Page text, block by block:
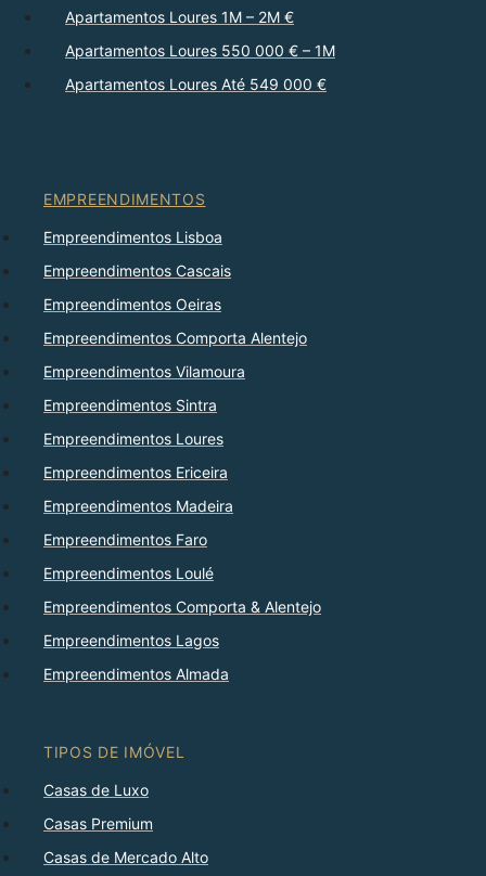
Apartamentos Loures 1M – 2M €
Apartamentos Loures 550 000 € – 1M
Apartamentos Loures Até 549 000 €
EMPREENDIMENTOS
Empreendimentos Lisboa
Empreendimentos Cascais
Empreendimentos Oeiras
Empreendimentos Comporta Alentejo
Empreendimentos Vilamoura
Empreendimentos Sintra
Empreendimentos Loures
Empreendimentos Ericeira
Empreendimentos Madeira
Empreendimentos Faro
Empreendimentos Loulé
Empreendimentos Comporta & Alentejo
Empreendimentos Lagos
Empreendimentos Almada
TIPOS DE IMÓVEL
Casas de Luxo
Casas Premium
Casas de Mercado Alto